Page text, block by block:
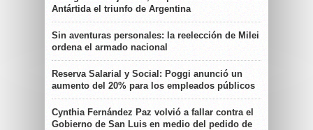
Antártida el triunfo de Argentina
Sin aventuras personales: la reelección de Milei
ordena el armado nacional
Reserva Salarial y Social: Poggi anunció un
aumento del 20% para los empleados públicos
Cynthia Fernández Paz volvió a fallar contra el
Gobierno de San Luis en medio del pedido de